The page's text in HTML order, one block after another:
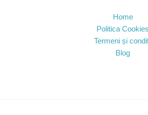
Home
Politica Cookies
Termeni și
Blog